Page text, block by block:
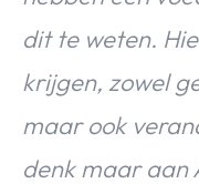
dit te weten.
krijgen, zowel
maar ook
denk maar aan